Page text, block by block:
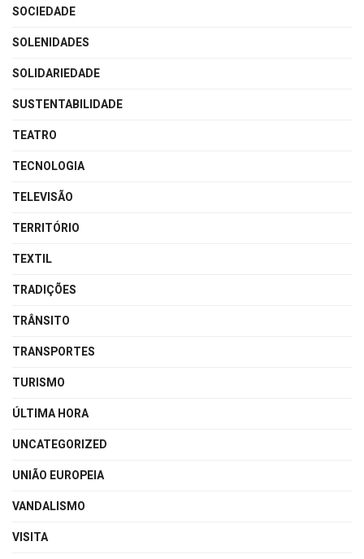
SOCIEDADE
SOLENIDADES
SOLIDARIEDADE
SUSTENTABILIDADE
TEATRO
TECNOLOGIA
TELEVISÃO
TERRITÓRIO
TEXTIL
TRADIÇÕES
TRÂNSITO
TRANSPORTES
TURISMO
ÚLTIMA HORA
UNCATEGORIZED
UNIÃO EUROPEIA
VANDALISMO
VISITA